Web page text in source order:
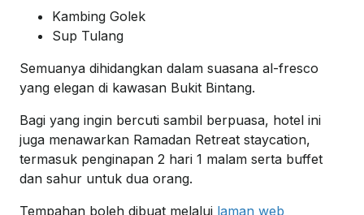
Kambing Golek
Sup Tulang
Semuanya dihidangkan dalam suasana al-fresco
yang elegan di kawasan Bukit Bintang.
Bagi yang ingin bercuti sambil berpuasa, hotel ini
juga menawarkan Ramadan Retreat staycation,
termasuk penginapan 2 hari 1 malam serta buffet
dan sahur untuk dua orang.
Tempahan boleh dibuat melalui laman web